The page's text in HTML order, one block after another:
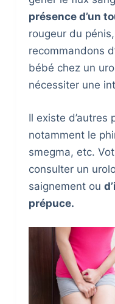
présence d’un
rougeur du
recommandons
bébé chez un
nécessiter une
Il existe d’autres
notamment le
smegma, etc.
consulter un
saignement ou
prépuce.